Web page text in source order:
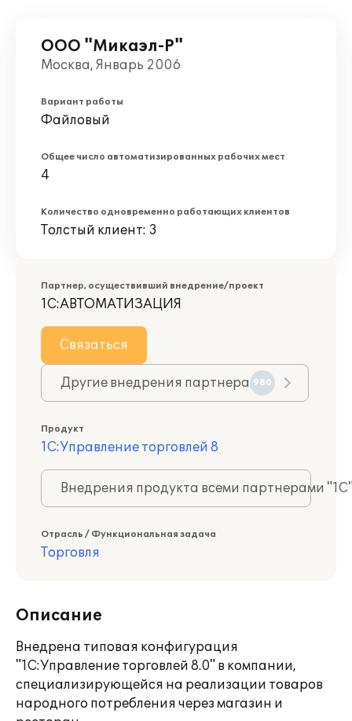
ООО "Микаэл-Р"
Москва, Январь 2006
Вариант работы
Файловый
Общее число автоматизированных рабочих мест
4
Количество одновременно работающих клиентов
Толстый клиент: 3
Партнер, осуществивший внедрение/проект
1С:АВТОМАТИЗАЦИЯ
Связаться
Другие внедрения партнера 980
Продукт
1С:Управление торговлей 8
Внедрения продукта всеми партнерами
Отрасль / Функциональная задача
Торговля
Описание
Внедрена типовая конфигурация
"1С:Управление торговлей 8.0" в компании,
специализирующейся на реализации товаров
народного потребления через магазин и